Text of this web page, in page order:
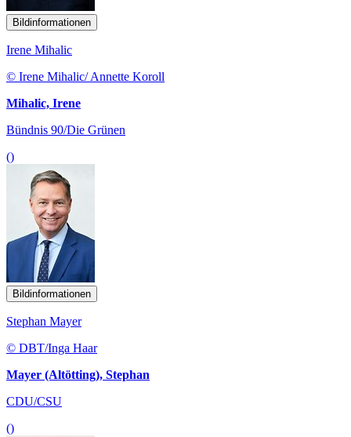
Bildinformationen
Irene Mihalic
© Irene Mihalic/ Annette Koroll
Mihalic, Irene
Bündnis 90/Die Grünen
()
Bildinformationen
Stephan Mayer
© DBT/Inga Haar
Mayer (Altötting), Stephan
CDU/CSU
()